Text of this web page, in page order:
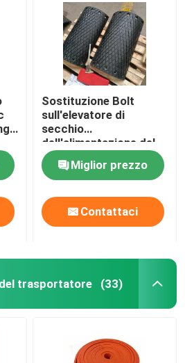
Sostituzione Bolt
sull'elevatore di
secchio
dell'alimentazione del
forno di Diamond Drum
Pulley Lagging For
Miglior prezzo
Contattaci
trasportatore (33)